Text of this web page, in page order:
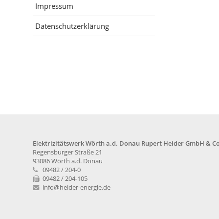
Impressum
Datenschutzerklärung
Elektrizitätswerk Wörth a.d. Donau Rupert Heider GmbH &
Regensburger Straße 21
93086 Wörth a.d. Donau
09482 / 204-0
09482 / 204-105
info@heider-energie.de